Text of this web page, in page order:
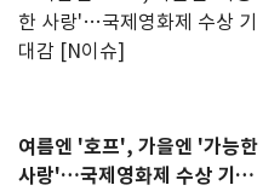
여름엔 '호프', 가을엔 '가능한
사랑'…국제영화제 수상 기대